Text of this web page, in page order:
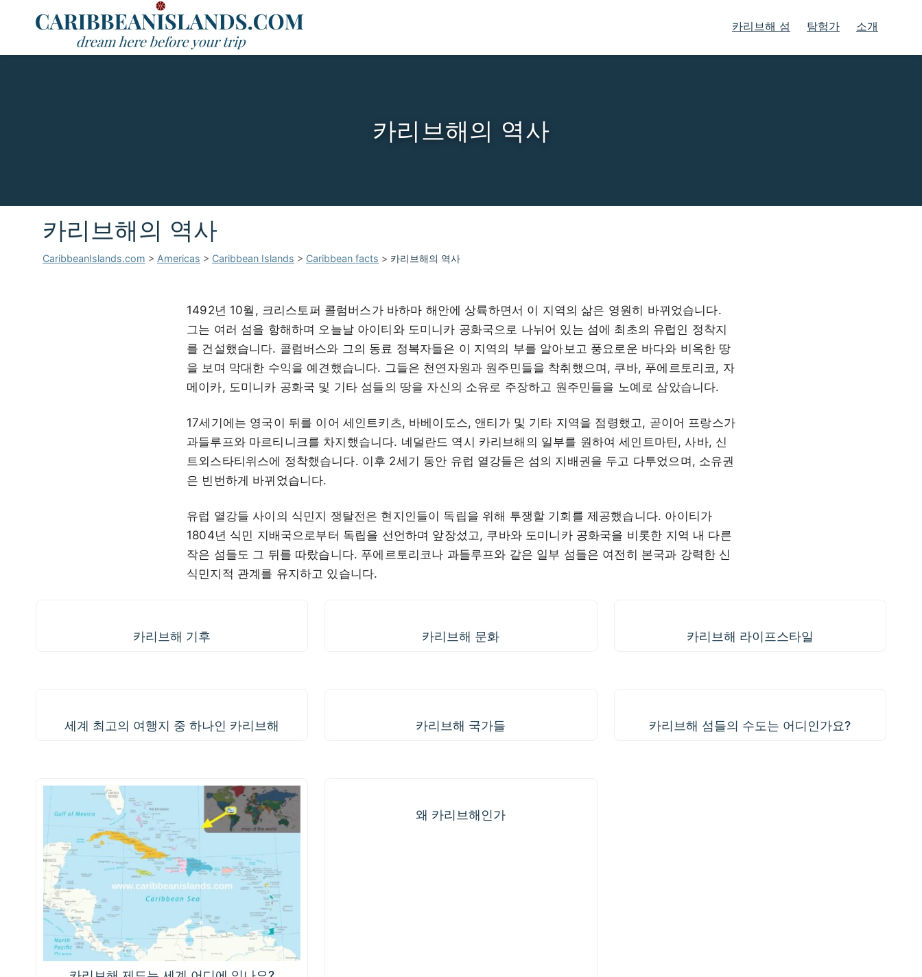
카리브해 섬 탐험가 소개
카리브해의 역사
카리브해의 역사
CaribbeanIslands.com > Americas > Caribbean Islands > Caribbean facts > 카리브해의 역사
1492년 10월, 크리스토퍼 콜럼버스가 바하마 해안에 상륙하면서 이 지역의 삶은 영원히 바뀌었습니다.
그는 여러 섬을 항해하며 오늘날 아이티와 도미니카 공화국으로 나뉘어 있는 섬에 최초의 유럽인 정착지
를 건설했습니다. 콜럼버스와 그의 동료 정복자들은 이 지역의 부를 알아보고 풍요로운 바다와 비옥한 땅
을 보며 막대한 수익을 예견했습니다. 그들은 천연자원과 원주민들을 착취했으며, 쿠바, 푸에르토리코, 자
메이카, 도미니카 공화국 및 기타 섬들의 땅을 자신의 소유로 주장하고 원주민들을 노예로 삼았습니다.
17세기에는 영국이 뒤를 이어 세인트키츠, 바베이도스, 앤티가 및 기타 지역을 점령했고, 곧이어 프랑스가
과들루프와 마르티니크를 차지했습니다. 네덜란드 역시 카리브해의 일부를 원하여 세인트마틴, 사바, 신
트외스타티위스에 정착했습니다. 이후 2세기 동안 유럽 열강들은 섬의 지배권을 두고 다투었으며, 소유권
은 빈번하게 바뀌었습니다.
유럽 열강들 사이의 식민지 쟁탈전은 현지인들이 독립을 위해 투쟁할 기회를 제공했습니다. 아이티가
1804년 식민 지배국으로부터 독립을 선언하며 앞장섰고, 쿠바와 도미니카 공화국을 비롯한 지역 내 다른
작은 섬들도 그 뒤를 따랐습니다. 푸에르토리코나 과들루프와 같은 일부 섬들은 여전히 본국과 강력한 신
식민지적 관계를 유지하고 있습니다.
카리브해 기후 카리브해 문화 카리브해 라이프스타일
세계 최고의 여행지 중 하나인 카리브해 카리브해 국가들 카리브해 섬들의 수도는 어디인가요?
왜 카리브해인가